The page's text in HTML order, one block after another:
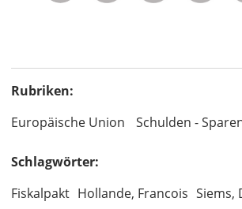
Rubriken:
Europäische Union
Schulden -
Schlagwörter:
Fiskalpakt Hollande, Francois Siems,